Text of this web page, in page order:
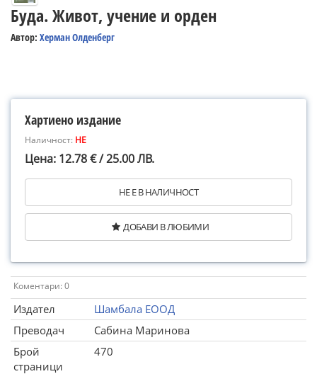
Буда. Живот, учение и орден
Автор: Херман Олденберг
Хартиено издание
Наличност: НЕ
Цена: 12.78 € / 25.00 ЛВ.
НЕ Е В НАЛИЧНОСТ
ДОБАВИ В ЛЮБИМИ
Коментари: 0
Издател
Шамбала ЕООД
Преводач
Сабина Маринова
Брой
страници
470